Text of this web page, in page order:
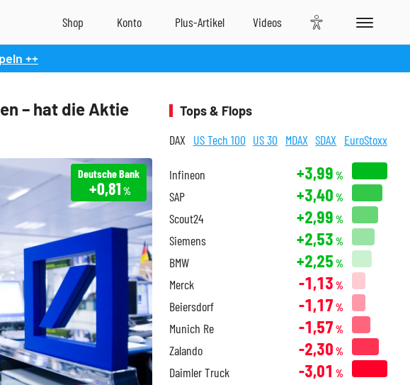
++
– hat die Aktie
Deutsche Bank
+0,81 %
Tops & Flops
DAX US Tech 100 US 30 MDAX SDAX EuroStoxx
Infineon +3,99 %
SAP +3,40 %
Scout24 +2,99 %
Siemens +2,53 %
BMW +2,25 %
Merck -1,13 %
Beiersdorf -1,17 %
Munich Re -1,57 %
Zalando -2,30 %
Daimler Truck -3,01 %